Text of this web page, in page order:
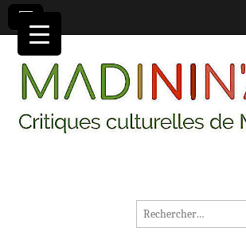
MADININ'ART
Rechercher :